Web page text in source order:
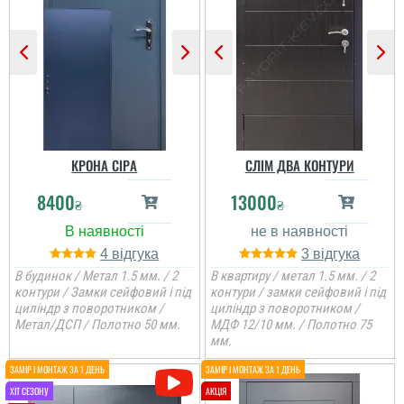
Наталія
подъезде после пожара.
Все отлично! от замеров
Непоганий варінт, дуже
КРОНА СІРА
8400₴
4
В будинок / Метал 1.5 мм. / 2
контури / Замки сейфовий і під
циліндр з поворотником /
Метал/ДСП / Полотно 50 мм.
СЛІМ ДВА КОНТУРИ
13000₴
3
В квартиру / метал 1.5 мм. / 2
контури / замки сейфовий і під
циліндр з поворотником /
МДФ 12/10 мм. / Полотно 75
мм.